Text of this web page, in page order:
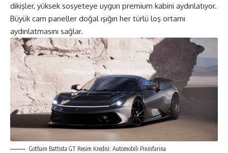
dikişler, yüksek sosyeteye uygun premium kabini aydınlatıyor.
Büyük cam paneller doğal ışığın her türlü loş ortamı
aydınlatmasını sağlar.
Gotham Battista GT Resim Kredisi: Automobili Pininfarina